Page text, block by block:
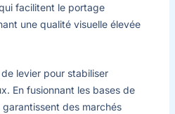
facilitent le portage
une qualité visuelle élevée
levier pour stabiliser
En fusionnant les bases de
des marchés